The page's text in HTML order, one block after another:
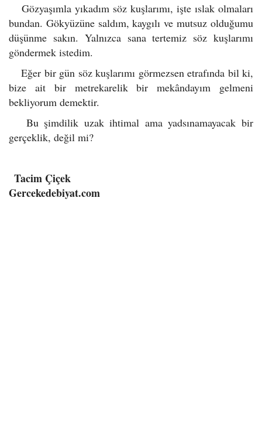
Gözyaşımla yıkadım söz kuşlarımı, işte ıslak olmaları
bundan. Gökyüzüne saldım, kaygılı ve mutsuz olduğumu
düşünme sakın. Yalnızca sana tertemiz söz kuşlarımı
göndermek istedim.
Eğer bir gün söz kuşlarımı görmezsen etrafında bil ki,
bize ait bir metrekarelik bir mekândayım gelmeni
bekliyorum demektir.
Bu şimdilik uzak ihtimal ama yadsınamayacak bir
gerçeklik, değil mi?
Tacim Çiçek
Gercekedebiyat.com